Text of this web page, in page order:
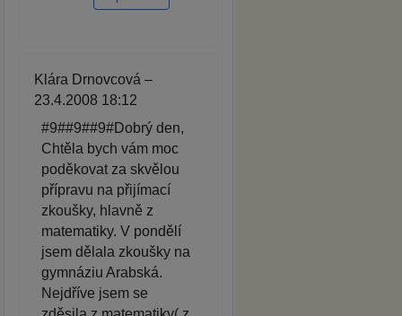
Klára Drnovcová –
23.4.2008 18:12
#9##9##9#Dobrý den,
Chtěla bych vám moc
poděkovat za skvělou
přípravu na přijímací
zkoušky, hlavně z
matematiky. V pondělí
jsem dělala zkoušky na
gymnáziu Arabská.
Nejdříve jsem se